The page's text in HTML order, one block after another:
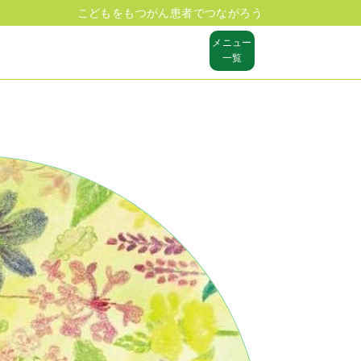
こどもをもつがん患者でつながろう
メニュー
一覧